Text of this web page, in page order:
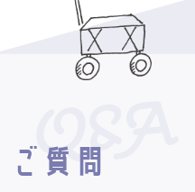
Q&A
質問